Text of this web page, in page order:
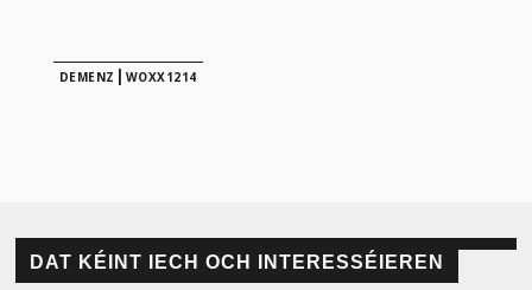
DEMENZ | WOXX1214
DAT KÉINT IECH OCH INTERESSÉIEREN